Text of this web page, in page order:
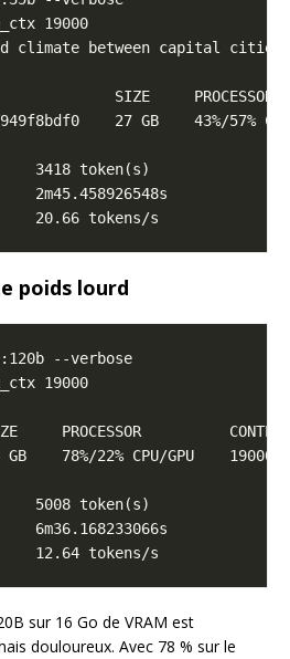
poids lourd
sur 16 Go de VRAM est
douloureux. Avec 78 % sur le